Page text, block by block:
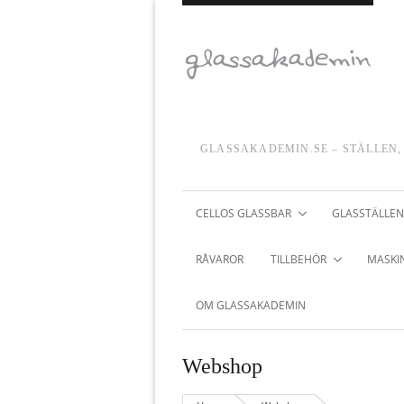
GLASSAKADEMIN.SE –
CELLOS GLASSBAR GLASSTÄLLEN
RÅVAROR TILLBEHÖR
OM GLASSAKADEMIN
Webshop